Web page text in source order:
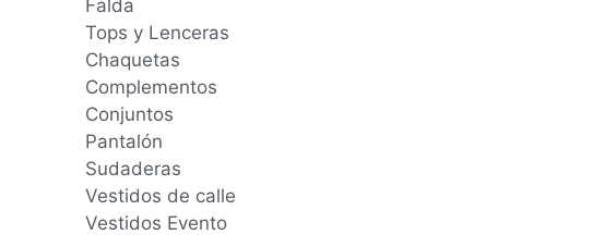
Falda
Tops y Lenceras
Chaquetas
Complementos
Conjuntos
Pantalón
Sudaderas
Vestidos de calle
Vestidos Evento